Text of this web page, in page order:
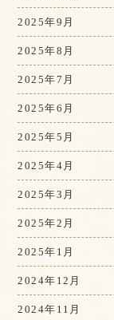
2025年9月
2025年8月
2025年7月
2025年6月
2025年5月
2025年4月
2025年3月
2025年2月
2025年1月
2024年12月
2024年11月